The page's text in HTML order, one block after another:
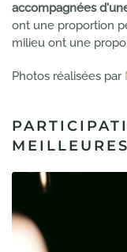
accompagnées
ont une proportion
milieu ont une
Photos réalisées par